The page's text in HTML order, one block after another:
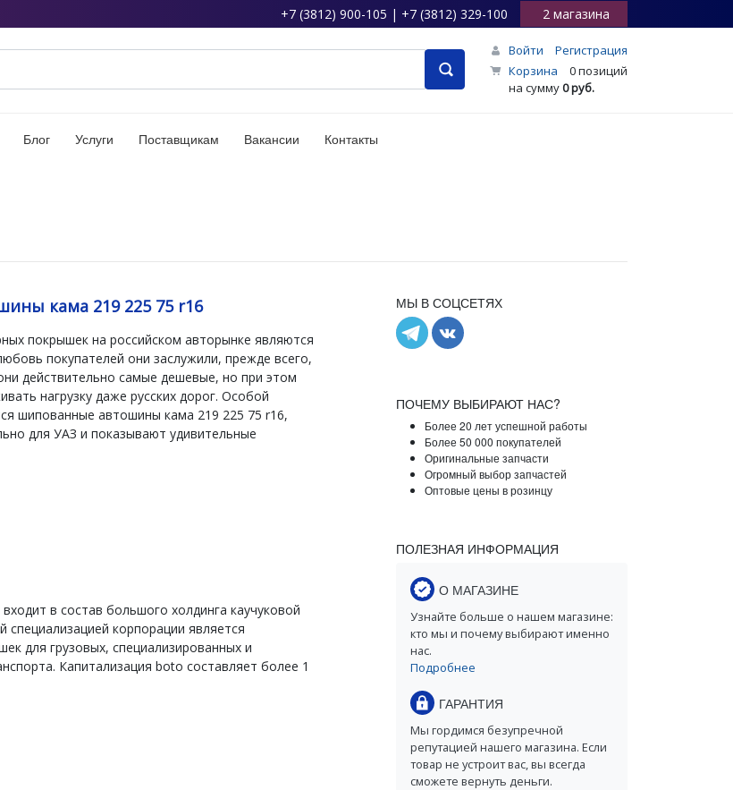
+7 (3812) 900-105 | +7 (3812) 329-100 2 магазина
Войти
Регистрация
Корзина
0 позиций
на сумму0 руб.
Блог Услуги Поставщикам Вакансии Контакты
кама 219 225 75 r16
покрышек на российском авторынке являются
покупателей они заслужили, прежде всего,
действительно самые дешевые, но при этом
нагрузку даже русских дорог. Особой
шипованные автошины кама 219 225 75 r16,
для УАЗ и показывают удивительные
в состав большого холдинга каучуковой
корпорации является
для грузовых, специализированных и
Капитализация boto составляет более 1
МЫ В СОЦСЕТЯХ
ПОЧЕМУ ВЫБИРАЮТ НАС?
Более 20 лет успешной работы
Более 50 000 покупателей
Оригинальные запчасти
Огромный выбор запчастей
Оптовые цены в розинцу
ПОЛЕЗНАЯ ИНФОРМАЦИЯ
О МАГАЗИНЕ
Узнайте больше о нашем магазине:
кто мы и почему выбирают именно
нас.
Подробнее
ГАРАНТИЯ
Мы гордимся безупречной
репутацией нашего магазина. Если
товар не устроит вас, вы всегда
сможете вернуть деньги.